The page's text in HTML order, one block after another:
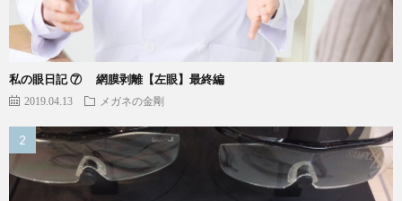
私の眼日記 ⑦ 網膜剥離【左眼】最終編
2019.04.13 メガネの金剛